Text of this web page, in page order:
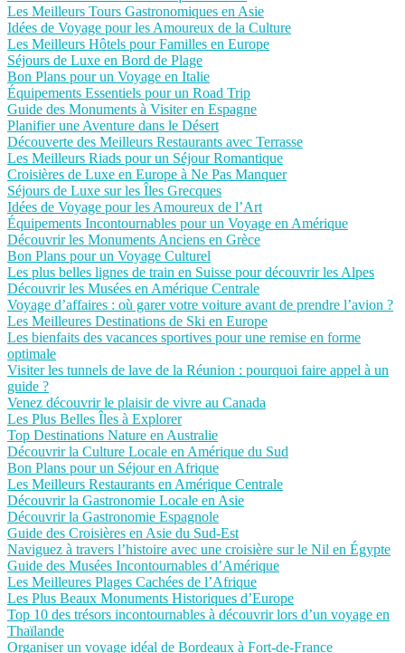
Les Meilleurs Tours Gastronomiques en Asie
Idées de Voyage pour les Amoureux de la Culture
Les Meilleurs Hôtels pour Familles en Europe
Séjours de Luxe en Bord de Plage
Bon Plans pour un Voyage en Italie
Équipements Essentiels pour un Road Trip
Guide des Monuments à Visiter en Espagne
Planifier une Aventure dans le Désert
Découverte des Meilleurs Restaurants avec Terrasse
Les Meilleurs Riads pour un Séjour Romantique
Croisières de Luxe en Europe à Ne Pas Manquer
Séjours de Luxe sur les Îles Grecques
Idées de Voyage pour les Amoureux de l’Art
Équipements Incontournables pour un Voyage en Amérique
Découvrir les Monuments Anciens en Grèce
Bon Plans pour un Voyage Culturel
Les plus belles lignes de train en Suisse pour découvrir les Alpes
Découvrir les Musées en Amérique Centrale
Voyage d’affaires : où garer votre voiture avant de prendre l’avion ?
Les Meilleures Destinations de Ski en Europe
Les bienfaits des vacances sportives pour une remise en forme
optimale
Visiter les tunnels de lave de la Réunion : pourquoi faire appel à un
guide ?
Venez découvrir le plaisir de vivre au Canada
Les Plus Belles Îles à Explorer
Top Destinations Nature en Australie
Découvrir la Culture Locale en Amérique du Sud
Bon Plans pour un Séjour en Afrique
Les Meilleurs Restaurants en Amérique Centrale
Découvrir la Gastronomie Locale en Asie
Découvrir la Gastronomie Espagnole
Guide des Croisières en Asie du Sud-Est
Naviguez à travers l’histoire avec une croisière sur le Nil en Égypte
Guide des Musées Incontournables d’Amérique
Les Meilleures Plages Cachées de l’Afrique
Les Plus Beaux Monuments Historiques d’Europe
Top 10 des trésors incontournables à découvrir lors d’un voyage en
Thaïlande
Organiser un voyage idéal de Bordeaux à Fort-de-France